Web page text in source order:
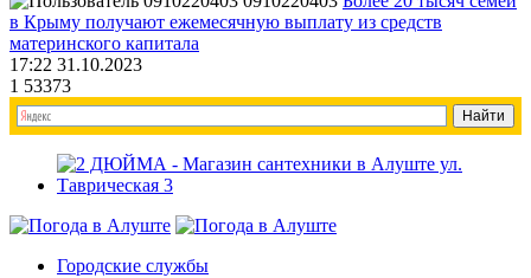
в Крыму получают ежемесячную выплату из средств
материнского капитала
17:22 31.10.2023
1 53373
Городские службы